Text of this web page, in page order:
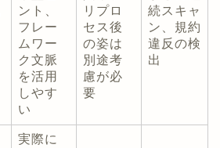
ント、
フレー
ムワー
ク文脈
を活用
しやす
い
リプロ
セス後
の姿は
別途考
慮が必
要
続スキャ
ン、規約
違反の検
出
実際に